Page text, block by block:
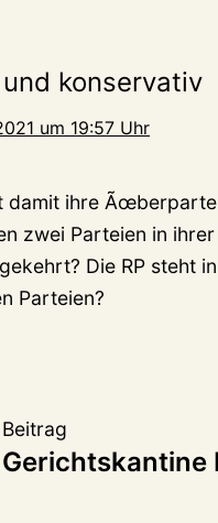
konservativ
um 19:57 Uhr
damit ihre
zwei Parteien in ihrer
Die RP steht
Parteien?